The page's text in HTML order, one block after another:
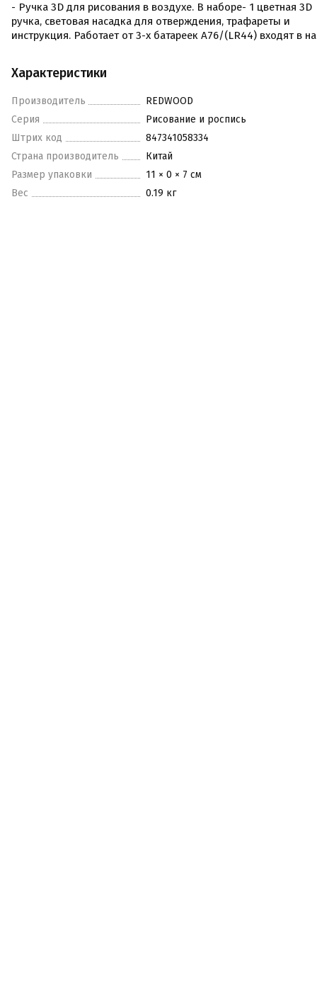
- Ручка 3D для рисования в воздухе. В наборе- 1 цветная 3D
ручка, световая насадка для отверждения, трафареты и
инструкция. Работает от 3-х батареек А76/(LR44) входят в
Характеристики
Производитель
REDWOOD
Серия
Рисование и роспись
Штрих код
847341058334
Страна производитель
Китай
Размер упаковки
11 × 0 × 7 см
Вес
0.19 кг